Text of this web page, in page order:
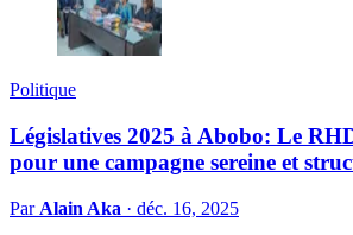
Politique
Législatives 2025 à Abobo: Le
pour une campagne sereine et
Par Alain Aka · déc. 16, 2025